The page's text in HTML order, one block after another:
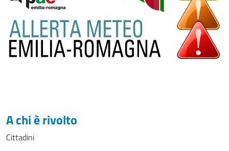
A chi è rivolto
Cittadini